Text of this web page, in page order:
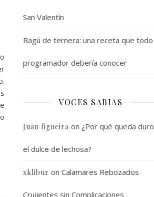
San Valentín
Ragú de ternera: una receta que todo
programador debería conocer
VOCES SABIAS
Juan figueira on ¿Por qué queda duro
el dulce de lechosa?
xklibur on Calamares Rebozados
Crujientes sin Complicaciones